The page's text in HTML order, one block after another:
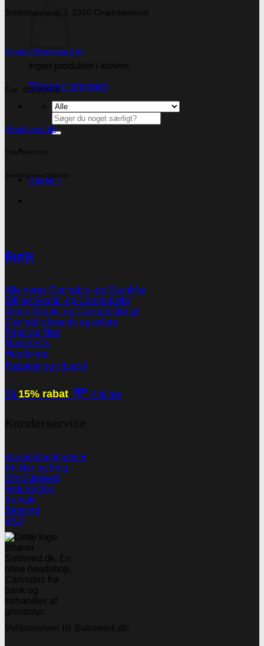
Ingen produkter i kurven.
Tilbage til shoppen
Søg
efter:
Kasse +
Schioldannsvej 3, 2920 Charlottenlund
Kontakt@subseed.dk
Cvr: 40690956
@subseed.dk
Fragtmetoder
Betalingsmuligheder
Butik
Alle vores Cannabis -og Skunkfrø
Billige Skunk -og Cannabisfrø
Gratis Skunk -og Cannabisfrø 🌿
Cannabis brands og avlere
Papir og filter
Narkotests
Headshop
Rabatter og tilbud💰
Få 15% rabat 💸 Klik her
Handelsbetingelser
Artikler og blog
Om Subseed
Returnering
Kontakt
Betaling
FAQ